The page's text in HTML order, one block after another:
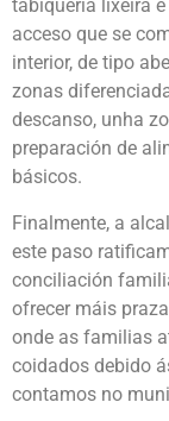
tabiquería lixeira
acceso que se
interior, de tipo
zonas
descanso, unha
preparación de
básicos.
Finalmente, a
este paso
conciliación
ofrecer máis
onde as familias
coidados debido
contamos no